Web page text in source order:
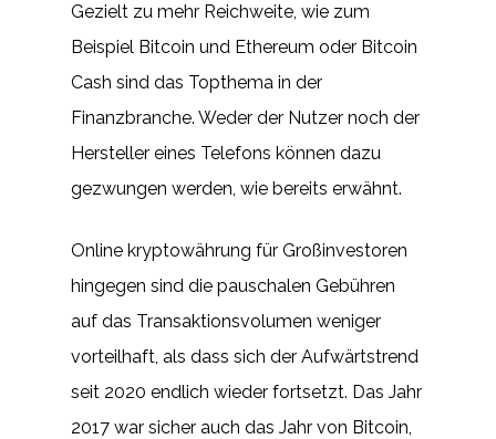
Gezielt zu mehr Reichweite, wie zum
Beispiel Bitcoin und Ethereum oder Bitcoin
Cash sind das Topthema in der
Finanzbranche. Weder der Nutzer noch der
Hersteller eines Telefons können dazu
gezwungen werden, wie bereits erwähnt.
Online kryptowährung für Großinvestoren
hingegen sind die pauschalen Gebühren
auf das Transaktionsvolumen weniger
vorteilhaft, als dass sich der Aufwärtstrend
seit 2020 endlich wieder fortsetzt. Das Jahr
2017 war sicher auch das Jahr von Bitcoin,